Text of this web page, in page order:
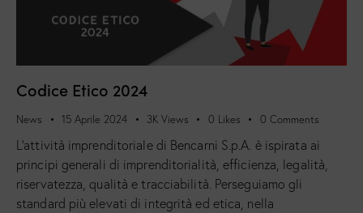
Codice Etico 2024
News 15 Aprile 2024 3K Views 0 Likes 0 Comments
L’attività imprenditoriale di Bencarni S.p.A. è ispirata ai
principi generali di imprenditorialità, efficienza, legalità,
riservatezza, qualità e tracciabilità. Perseguiamo gli
standard più elevati di integrità ed etica, nella